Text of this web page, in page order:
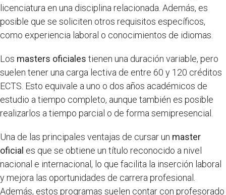
licenciatura en una disciplina relacionada. Además, es
posible que se soliciten otros requisitos específicos,
como experiencia laboral o conocimientos de idiomas.
Los masters oficiales tienen una duración variable, pero
suelen tener una carga lectiva de entre 60 y 120 créditos
ECTS. Esto equivale a uno o dos años académicos de
estudio a tiempo completo, aunque también es posible
realizarlos a tiempo parcial o de forma semipresencial.
Una de las principales ventajas de cursar un master
oficial es que se obtiene un título reconocido a nivel
nacional e internacional, lo que facilita la inserción laboral
y mejora las oportunidades de carrera profesional.
Además, estos programas suelen contar con profesorado